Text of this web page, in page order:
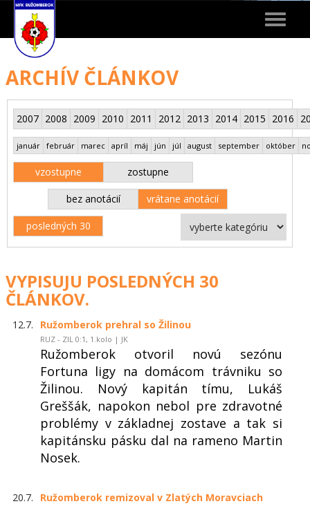
Toggle
ARCHÍV ČLÁNKOV
2007 2008 2009 2010 2011 2012 2013 2014 2015 2016
január február marec apríl máj jún júl august september október
vzostupne zostupne
bez anotácií vrátane anotácií
posledných 30
VYPISUJU POSLEDNÝCH 30
ČLÁNKOV.
12.7. Ružomberok prehral so Žilinou
RUZ - ZIL 0:1, 1.kolo | JK
Ružomberok otvoril novú sezónu
Fortuna ligy na domácom trávniku so
Žilinou. Nový kapitán tímu, Lukáš
Greššák, napokon nebol pre zdravotné
problémy v základnej zostave a tak si
kapitánsku pásku dal na rameno Martin
Nosek.
20.7. Ružomberok remizoval v Zlatých Moravciach